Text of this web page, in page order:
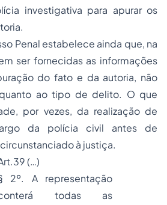
investigativa para apurar os
Penal estabelece ainda que, na
ser fornecidas as informações
do fato e da autoria, não
ao tipo de delito. O que
por vezes, da realização de
da polícia civil antes de
à justiça.
(…)
2º. A representação
todas as